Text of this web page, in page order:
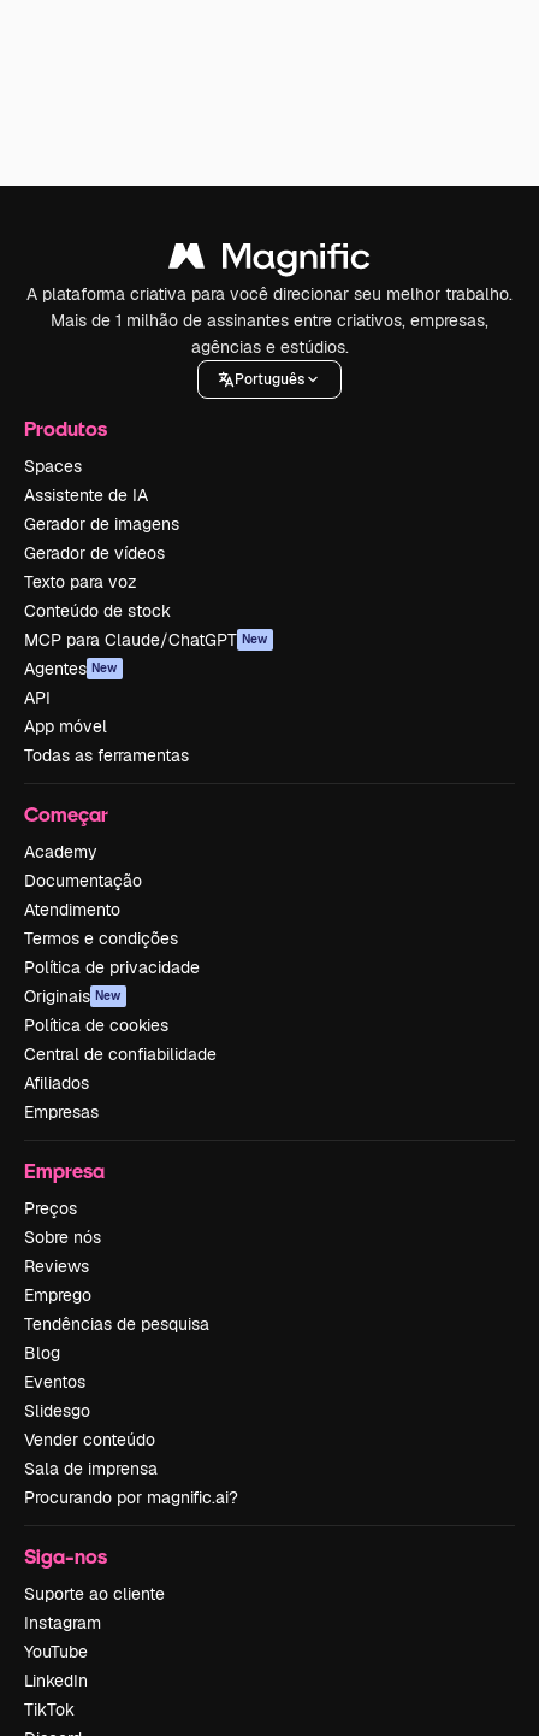
A plataforma criativa para você direcionar seu melhor trabalho.
Mais de 1 milhão de assinantes entre criativos, empresas,
agências e estúdios.
Português
Produtos
Spaces
Assistente de IA
Gerador de imagens
Gerador de vídeos
Texto para voz
Conteúdo de stock
MCP para Claude/ChatGPT New
Agentes New
API
App móvel
Todas as ferramentas
Começar
Academy
Documentação
Atendimento
Termos e condições
Política de privacidade
Originais New
Política de cookies
Central de confiabilidade
Afiliados
Empresas
Empresa
Preços
Sobre nós
Reviews
Emprego
Tendências de pesquisa
Blog
Eventos
Slidesgo
Vender conteúdo
Sala de imprensa
Procurando por magnific.ai?
Siga-nos
Suporte ao cliente
Instagram
YouTube
LinkedIn
TikTok